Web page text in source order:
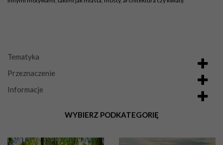
Tematyka
Przeznaczenie
Informacje
WYBIERZ PODKATEGORIĘ